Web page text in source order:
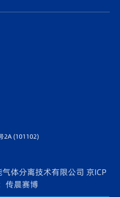
2A (101102)
体分离技术有限公司 京ICP
传晨赛博